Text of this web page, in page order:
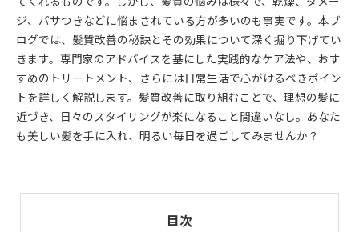
ジ、パサつきなどに悩まされている方が多いのも事実です。本ブ
ログでは、髪質改善の秘訣とその効果について深く掘り下げてい
きます。専門家のアドバイスを基にした実践的なケア法や、おす
すめのトリートメント、さらには日常生活で心がけるべきポイン
トを詳しく解説します。髪質改善に取り組むことで、理想の髪に
近づき、日々のスタイリングが楽になること間違いなし。あなた
も美しい髪を手に入れ、明るい毎日を過ごしてみませんか？
目次